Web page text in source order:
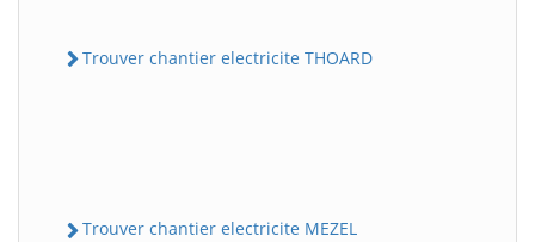
Trouver chantier electricite THOARD
Trouver chantier electricite MEZEL